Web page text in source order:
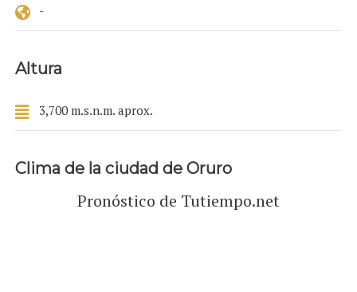
-
Altura
3,700 m.s.n.m. aprox.
Clima de la ciudad de Oruro
Pronóstico de Tutiempo.net